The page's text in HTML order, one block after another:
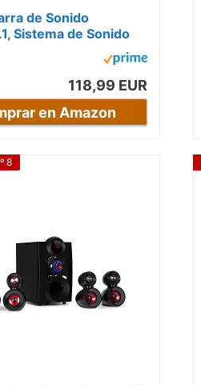
de Sonido
Sistema de Sonido
3D, Barras de Sonido
118,99 EUR
en Amazon
8